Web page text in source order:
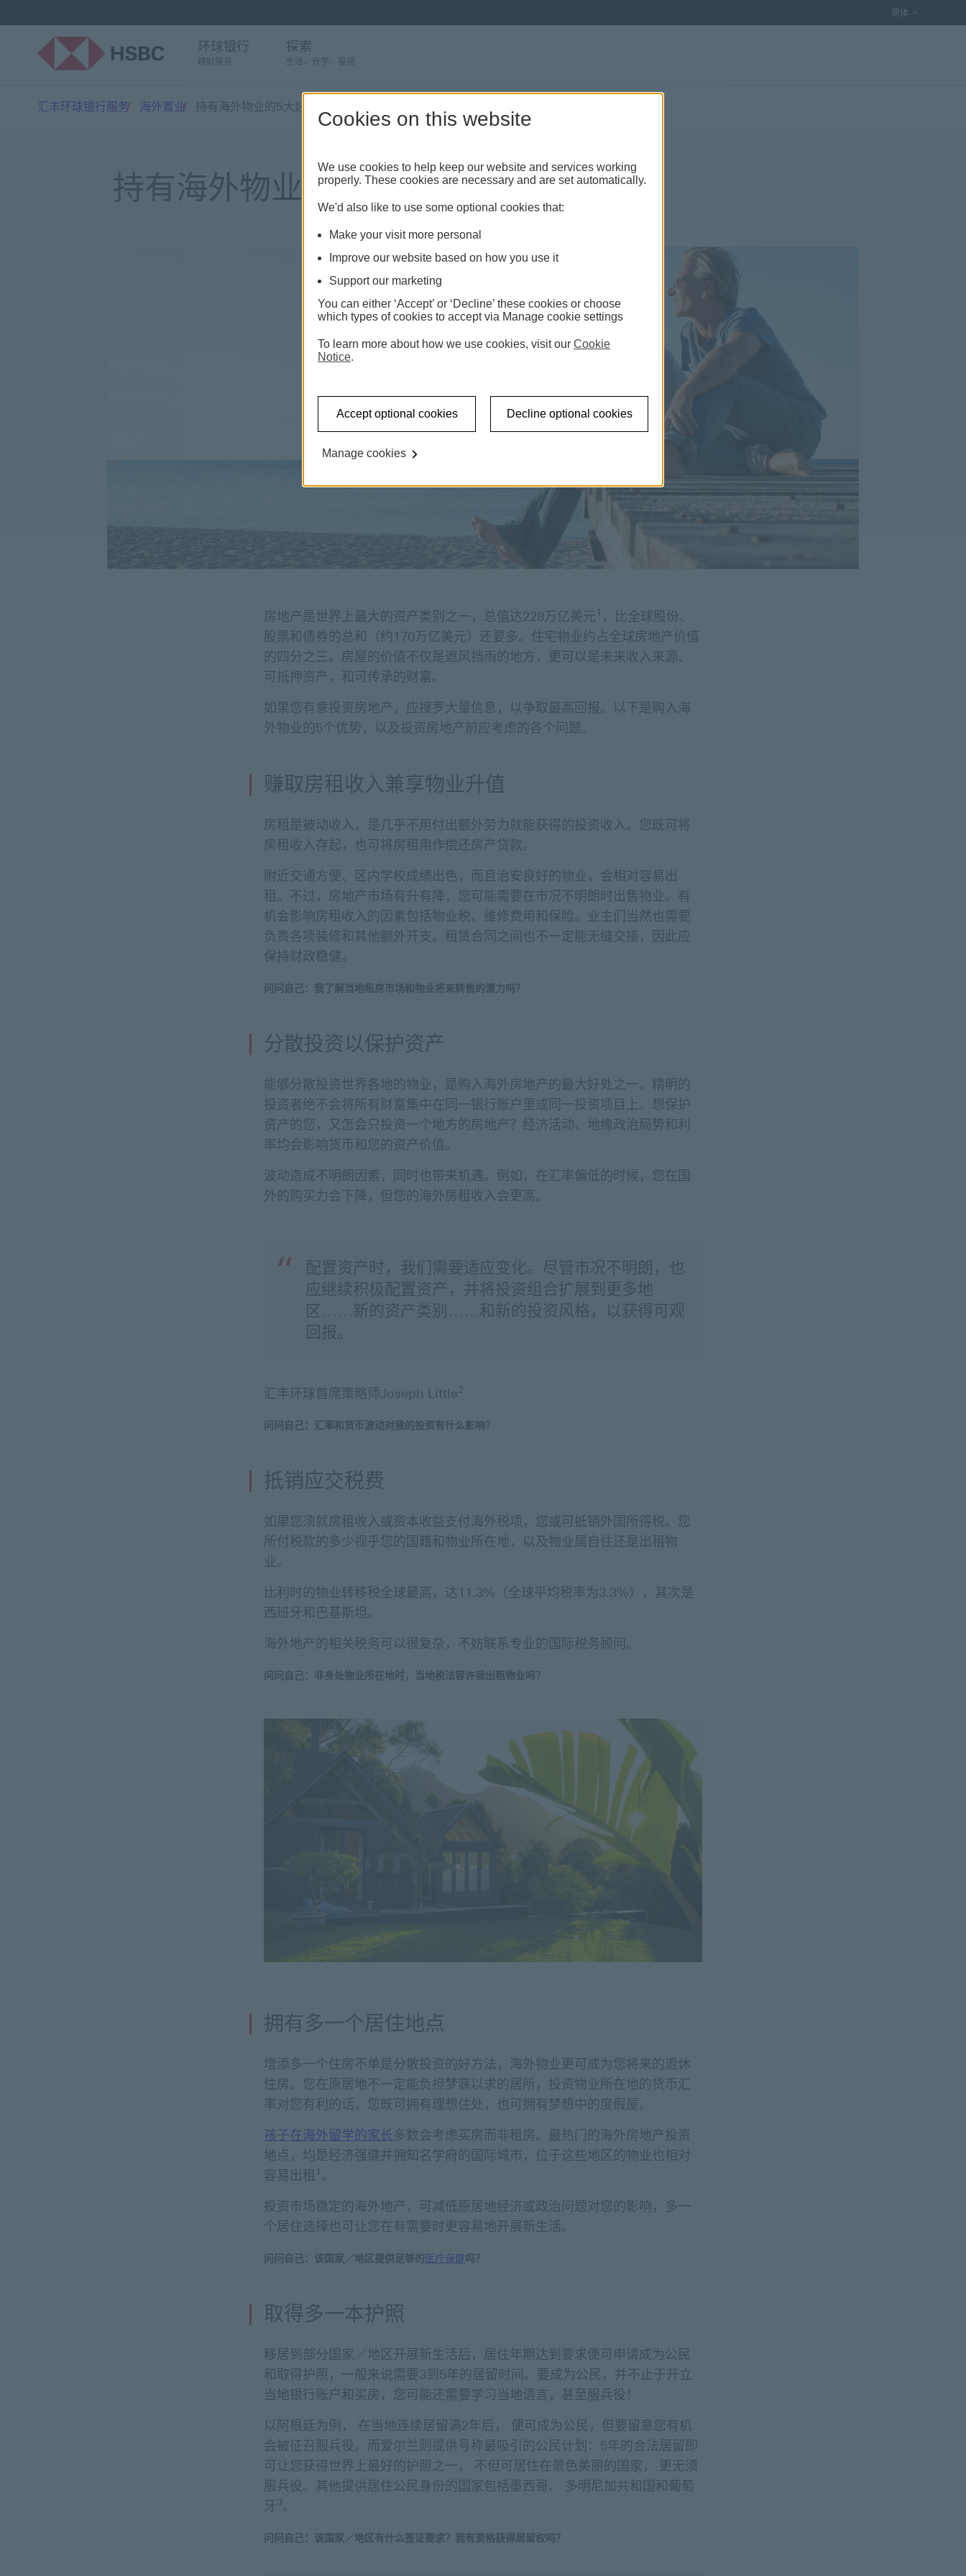
语言选项
简体
环球银行
理财服务
探索
生活、升学、投资
汇丰环球银行服务 海外置业 持有海外物业的5大好处
持有海外物业的5大好处
房地产是世界上最大的资产类别之一，总值达228万亿美元 1 ，比全球股份、
股票和债券的总和（约170万亿美元）还要多。住宅物业约占全球房地产价值
的四分之三。房屋的价值不仅是遮风挡雨的地方，更可以是未来收入来源、
可抵押资产，和可传承的财富。
如果您有意投资房地产，应搜罗大量信息，以争取最高回报。以下是购入海
外物业的5个优势，以及投资房地产前应考虑的各个问题。
赚取房租收入兼享物业升值
房租是被动收入，是几乎不用付出额外劳力就能获得的投资收入。您既可将
房租收入存起，也可将房租用作偿还房产贷款。
附近交通方便、区内学校成绩出色，而且治安良好的物业，会相对容易出
租。不过，房地产市场有升有降，您可能需要在市况不明朗时出售物业。有
机会影响房租收入的因素包括物业税、维修费用和保险。业主们当然也需要
负责各项装修和其他额外开支。租赁合同之间也不一定能无缝交接，因此应
保持财政稳健。
问问自己：我了解当地租房市场和物业将来转售的潜力吗？
分散投资以保护资产
能够分散投资世界各地的物业，是购入海外房地产的最大好处之一。精明的
投资者绝不会将所有财富集中在同一银行账户里或同一投资项目上。想保护
资产的您，又怎会只投资一个地方的房地产？经济活动、地缘政治局势和利
率均会影响货币和您的资产价值。
波动造成不明朗因素，同时也带来机遇。例如，在汇率偏低的时候，您在国
外的购买力会下降，但您的海外房租收入会更高。
配置资产时，我们需要适应变化。尽管市况不明朗，也
应继续积极配置资产，并将投资组合扩展到更多地
区……新的资产类别……和新的投资风格，以获得可观
回报。
汇丰环球首席策略师Joseph Little2
问问自己：汇率和货币波动对我的投资有什么影响？
抵销应交税费
如果您须就房租收入或资本收益支付海外税项，您或可抵销外国所得税。您
所付税款的多少视乎您的国籍和物业所在地，以及物业属自住还是出租物
业。
比利时的物业转移税全球最高，达11.3%（全球平均税率为3.3%），其次是
西班牙和巴基斯坦。
海外地产的相关税务可以很复杂，不妨联系专业的国际税务顾问。
问问自己：非身处物业所在地时，当地税法容许我出租物业吗？
拥有多一个居住地点
增添多一个住房不单是分散投资的好方法，海外物业更可成为您将来的退休
住房。您在原居地不一定能负担梦寐以求的居所，投资物业所在地的货币汇
率对您有利的话，您既可拥有理想住处，也可拥有梦想中的度假屋。
孩子在海外留学的家长多数会考虑买房而非租房。最热门的海外房地产投资
地点，均是经济强健并拥知名学府的国际城市，位于这些地区的物业也相对
容易出租 1 。
投资市场稳定的海外地产，可减低原居地经济或政治问题对您的影响，多一
个居住选择也可让您在有需要时更容易地开展新生活。
问问自己：该国家／地区提供足够的 医疗保健 吗？
取得多一本护照
移居到部分国家／地区开展新生活后，居住年期达到要求便可申请成为公民
和取得护照，一般来说需要3到5年的居留时间。要成为公民，并不止于开立
当地银行账户和买房，您可能还需要学习当地语言，甚至服兵役！
以阿根廷为例， 在当地连续居留满2年后， 便可成为公民，但要留意您有机
会被征召服兵役。而爱尔兰则提供号称最吸引的公民计划：5年的合法居留即
可让您获得世界上最好的护照之一， 不但可居住在景色美丽的国家， 更无须
服兵役。其他提供居住公民身份的国家包括墨西哥、 多明尼加共和国和葡萄
牙3。
问问自己：该国家／地区有什么签证要求？我有资格获得居留权吗？
Cookies on this website
We use cookies to help keep our website and services working
properly. These cookies are necessary and are set automatically.
We'd also like to use some optional cookies that:
Make your visit more personal
Improve our website based on how you use it
Support our marketing
You can either ‘Accept’ or ‘Decline’ these cookies or choose
which types of cookies to accept via Manage cookie settings
To learn more about how we use cookies, visit our Cookie
Notice.
Accept optional cookies Decline optional cookies
Manage cookies